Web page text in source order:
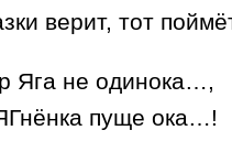
верит, тот
Яга не одинока…,
пуще ока…!